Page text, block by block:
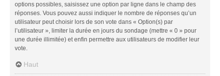
options possibles, saisissez une option par ligne dans le champ des
réponses. Vous pouvez aussi indiquer le nombre de réponses qu’un
utilisateur peut choisir lors de son vote dans « Option(s) par
l’utilisateur », limiter la durée en jours du sondage (mettre « 0 » pour
une durée illimitée) et enfin permettre aux utilisateurs de modifier leur
vote.
Haut